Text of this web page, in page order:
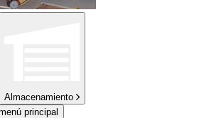
Almacenamiento
principal